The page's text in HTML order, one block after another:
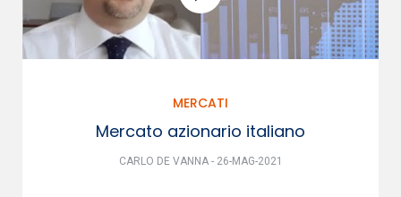
MERCATI
Mercato azionario italiano
CARLO DE VANNA - 26-MAG-2021